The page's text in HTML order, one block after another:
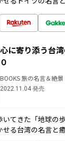
心に寄り添う台
０
BOOKS 旅の名言＆絶景
2022.11.04 発売
てきた「地球の
せる台湾の名言と